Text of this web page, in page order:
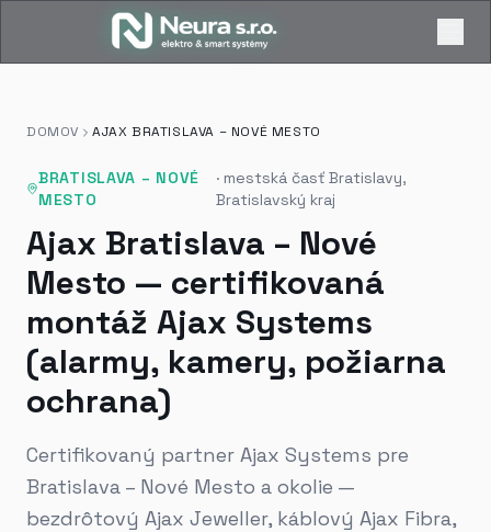
DOMOV AJAX BRATISLAVA – NOVÉ MESTO
BRATISLAVA – NOVÉ
MESTO
· mestská časť Bratislavy,
Bratislavský kraj
Ajax Bratislava – Nové
Mesto — certifikovaná
montáž Ajax Systems
(alarmy, kamery, požiarna
ochrana)
Certifikovaný partner Ajax Systems pre
Bratislava – Nové Mesto a okolie —
bezdrôtový Ajax Jeweller, káblový Ajax Fibra,